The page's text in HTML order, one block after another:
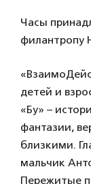
Часы
филантропу
детей и
«Бу» –
фантазии,
близкими.
мальчик
Пережитые